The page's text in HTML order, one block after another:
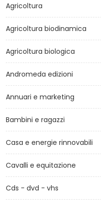
Agricoltura
Agricoltura biodinamica
Agricoltura biologica
Andromeda edizioni
Annuari e marketing
Bambini e ragazzi
Casa e energie rinnovabili
Cavalli e equitazione
Cds - dvd - vhs